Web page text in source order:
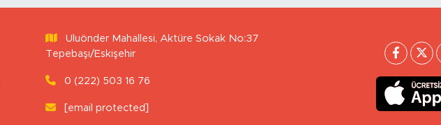
Uluönder Mahallesi, Aktüre Sokak No:37
Tepebaşı/Eskişehir
0 (222) 503 16 76
[email protected]